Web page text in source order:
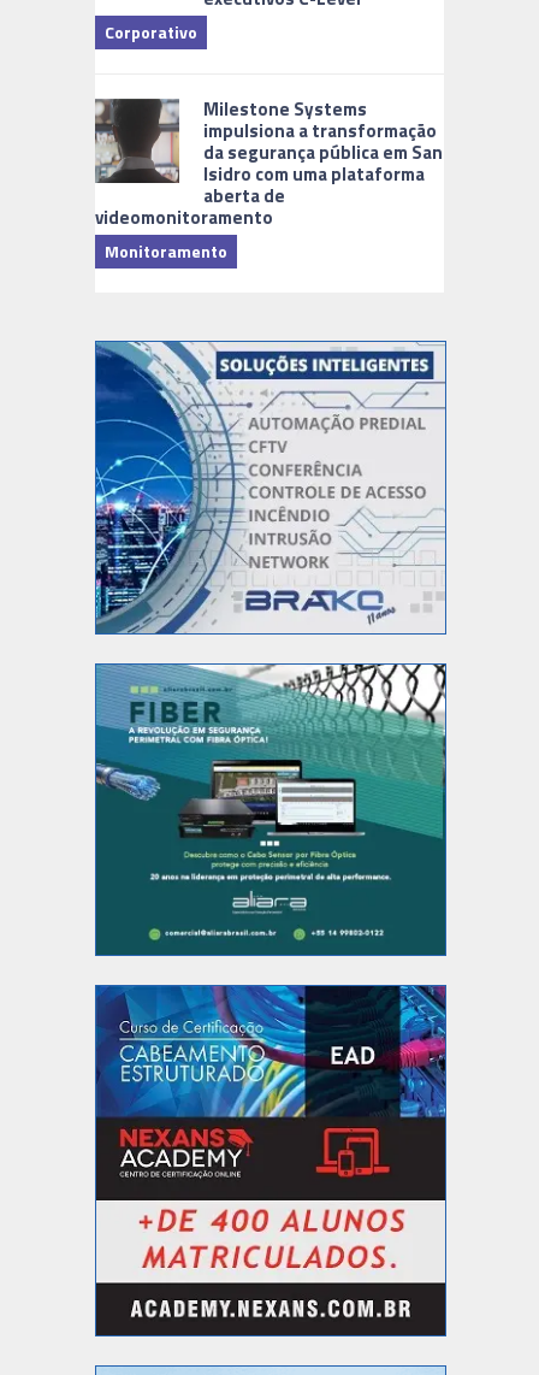
Corporativo
Milestone Systems
impulsiona a transformação
da segurança pública em San
Isidro com uma plataforma
aberta de
videomonitoramento
Monitoramento